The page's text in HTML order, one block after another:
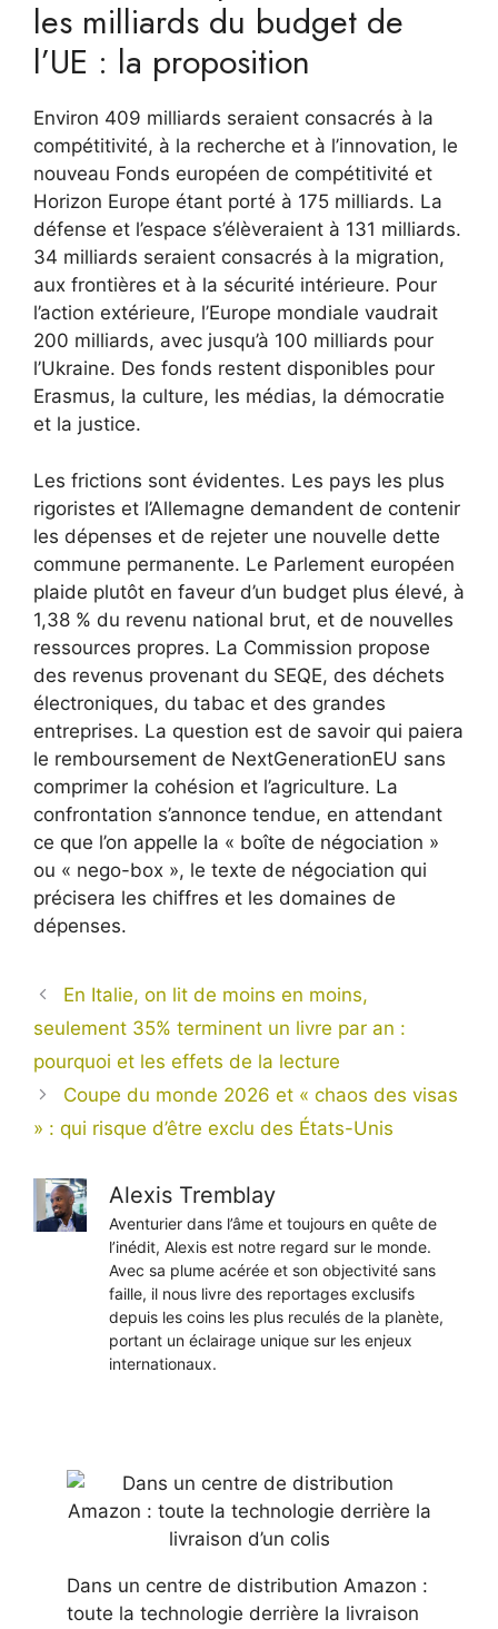
les milliards du budget de
l’UE : la proposition
Environ 409 milliards seraient consacrés à la
compétitivité, à la recherche et à l’innovation, le
nouveau Fonds européen de compétitivité et
Horizon Europe étant porté à 175 milliards. La
défense et l’espace s’élèveraient à 131 milliards.
34 milliards seraient consacrés à la migration,
aux frontières et à la sécurité intérieure. Pour
l’action extérieure, l’Europe mondiale vaudrait
200 milliards, avec jusqu’à 100 milliards pour
l’Ukraine. Des fonds restent disponibles pour
Erasmus, la culture, les médias, la démocratie
et la justice.
Les frictions sont évidentes. Les pays les plus
rigoristes et l’Allemagne demandent de contenir
les dépenses et de rejeter une nouvelle dette
commune permanente. Le Parlement européen
plaide plutôt en faveur d’un budget plus élevé, à
1,38 % du revenu national brut, et de nouvelles
ressources propres. La Commission propose
des revenus provenant du SEQE, des déchets
électroniques, du tabac et des grandes
entreprises. La question est de savoir qui paiera
le remboursement de NextGenerationEU sans
comprimer la cohésion et l’agriculture. La
confrontation s’annonce tendue, en attendant
ce que l’on appelle la « boîte de négociation »
ou « nego-box », le texte de négociation qui
précisera les chiffres et les domaines de
dépenses.
En Italie, on lit de moins en moins,
seulement 35% terminent un livre par an :
pourquoi et les effets de la lecture
Coupe du monde 2026 et « chaos des visas
» : qui risque d’être exclu des États-Unis
Alexis Tremblay
Aventurier dans l’âme et toujours en quête de
l’inédit, Alexis est notre regard sur le monde.
Avec sa plume acérée et son objectivité sans
faille, il nous livre des reportages exclusifs
depuis les coins les plus reculés de la planète,
portant un éclairage unique sur les enjeux
internationaux.
Dans un centre de distribution Amazon :
toute la technologie derrière la livraison